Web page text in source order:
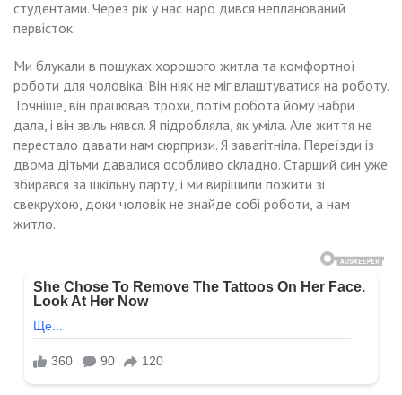
студентами. Через рік у нас наро дився непланований
первісток.
Ми блукали в пошуках хорошого житла та комфортної
роботи для чоловіка. Він ніяк не міг влаштуватися на роботу.
Точніше, він працював трохи, потім робота йому набри
дала, і він звіль нявся. Я підробляла, як уміла. Але життя не
перестало давати нам сюрпризи. Я заваrітніла. Переїзди із
двома дітьми давалися особливо сkладно. Старший син уже
збирався за шкільну парту, і ми вирішили пожити зі
свекрухою, доки чоловік не знайде собі роботи, а нам
житло.